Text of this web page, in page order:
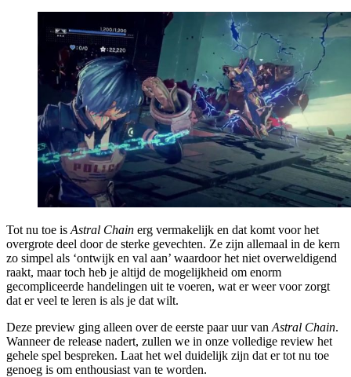
Tot nu toe is Astral Chain erg vermakelijk en dat komt voor het
overgrote deel door de sterke gevechten. Ze zijn allemaal in de kern
zo simpel als ‘ontwijk en val aan’ waardoor het niet overweldigend
raakt, maar toch heb je altijd de mogelijkheid om enorm
gecompliceerde handelingen uit te voeren, wat er weer voor zorgt
dat er veel te leren is als je dat wilt.
Deze preview ging alleen over de eerste paar uur van Astral Chain.
Wanneer de release nadert, zullen we in onze volledige review het
gehele spel bespreken. Laat het wel duidelijk zijn dat er tot nu toe
genoeg is om enthousiast van te worden.